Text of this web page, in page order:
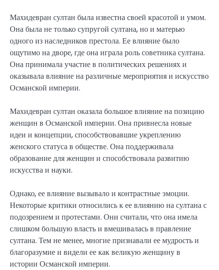
Махидевран султан была известна своей красотой и умом.
Она была не только супругой султана, но и матерью
одного из наследников престола. Ее влияние было
ощутимо на дворе, где она играла роль советника султана.
Она принимала участие в политических решениях и
оказывала влияние на различные мероприятия и искусство
Османской империи.
Махидевран султан оказала большое влияние на позицию
женщин в Османской империи. Она привнесла новые
идеи и концепции, способствовавшие укреплению
женского статуса в обществе. Она поддерживала
образование для женщин и способствовала развитию
искусства и науки.
Однако, ее влияние вызывало и контрастные эмоции.
Некоторые критики относились к ее влиянию на султана с
подозрением и протестами. Они считали, что она имела
слишком большую власть и вмешивалась в правление
султана. Тем не менее, многие признавали ее мудрость и
благоразумие и видели ее как великую женщину в
истории Османской империи.